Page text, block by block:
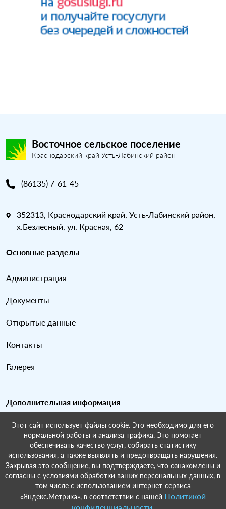
Восточное сельское поселение
Краснодарский край Усть-Лабинский район
(86135) 7-61-45
352313, Краснодарский край, Усть-Лабинский район,
х.Безлесный, ул. Красная, 62
Основные разделы
Администрация
Документы
Открытые данные
Контакты
Галерея
Дополнительная информация
Карта сайта
Поиск по сайту
© Восточное сельское поселение Краснодарский край Усть-
Этот сайт использует файлы cookie. Это необходимо для его
нормальной работы и анализа трафика. Это помогает
обеспечивать качество услуг, собирать статистику
использования, а также выявлять и предотвращать нарушения.
Закрывая это сообщение, вы подтверждаете, что ознакомлены и
согласны с условиями обработки ваших персональных данных, в
том числе с использованием интернет-сервиса
«Яндекс.Метрика», в соответствии с нашей Политикой